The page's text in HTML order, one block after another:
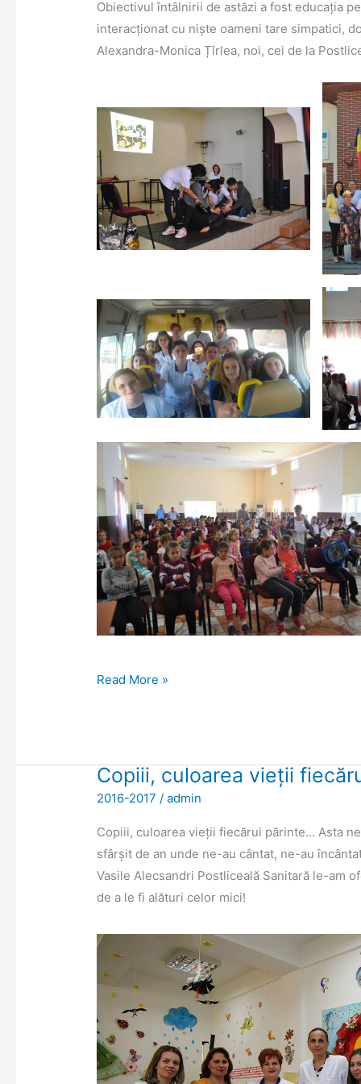
Obiectivul întâlnirii de astăzi a fost educația
interacționat cu niște oameni tare simpatici,
Alexandra-Monica Țîrlea, noi, cei de la
29
mai
–
Read More »
Copiii, culoarea vieții
2016-2017 /admin
Copiii, culoarea vieții fiecărui părinte… Asta
sfârșit de an unde ne-au cântat, ne-au
Vasile Alecsandri Postliceală Sanitară le-am
de a le fi alături celor mici!
Copiii,
culoarea
fiecărui
părinte…